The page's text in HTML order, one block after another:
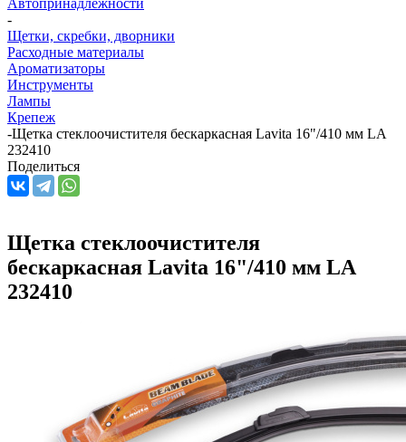
-
Щетки, скребки, дворники
Расходные материалы
Ароматизаторы
Инструменты
Лампы
Крепеж
-Щетка стеклоочистителя бескаркасная Lavita 16"/410 мм LA
232410
Поделиться
Щетка стеклоочистителя
бескаркасная Lavita 16"/410 мм LA
232410